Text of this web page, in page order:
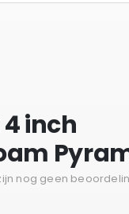
inch
nog geen